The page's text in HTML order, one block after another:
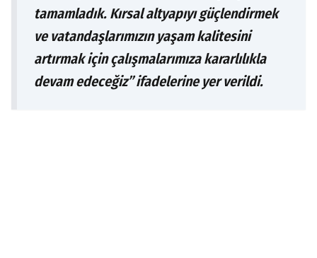
tamamladık. Kırsal altyapıyı güçlendirmek
ve vatandaşlarımızın yaşam kalitesini
artırmak için çalışmalarımıza kararlılıkla
devam edeceğiz” ifadelerine yer verildi.